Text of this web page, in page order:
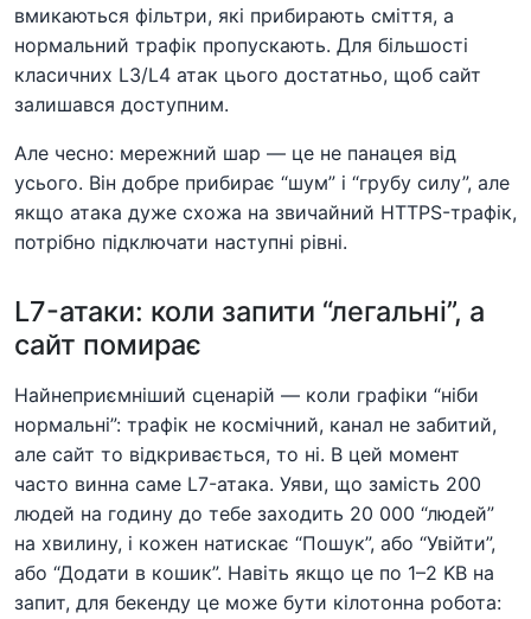
вмикаються фільтри, які прибирають сміття, а
нормальний трафік пропускають. Для більшості
класичних L3/L4 атак цього достатньо, щоб сайт
залишався доступним.
Але чесно: мережний шар — це не панацея від
усього. Він добре прибирає “шум” і “грубу силу”, але
якщо атака дуже схожа на звичайний HTTPS-трафік,
потрібно підключати наступні рівні.
L7-атаки: коли запити “легальні”, а
сайт помирає
Найнеприємніший сценарій — коли графіки “ніби
нормальні”: трафік не космічний, канал не забитий,
але сайт то відкривається, то ні. В цей момент
часто винна саме L7-атака. Уяви, що замість 200
людей на годину до тебе заходить 20 000 “людей”
на хвилину, і кожен натискає “Пошук”, або “Увійти”,
або “Додати в кошик”. Навіть якщо це по 1–2 KB на
запит, для бекенду це може бути кілотонна робота: